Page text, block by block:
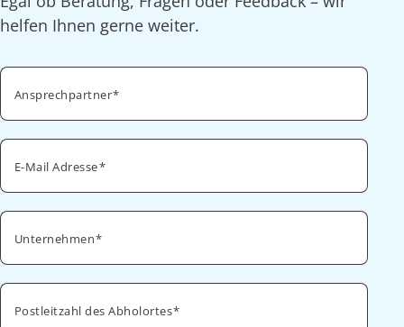
helfen Ihnen gerne weiter.
Ansprechpartner
E-Mail Adresse
Unternehmen
Postleitzahl des Abholortes